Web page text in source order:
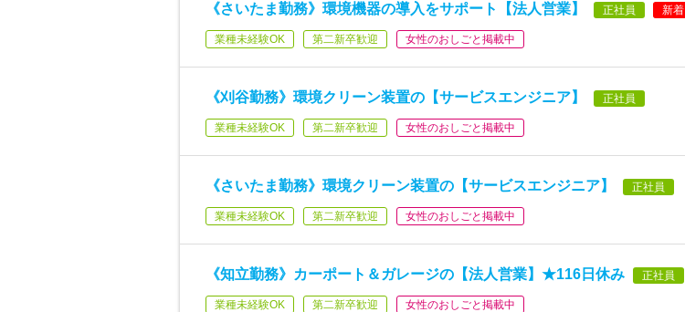
《さいたま勤務》環境機器の導入をサポート【法人営業】 正社員 新着
業種未経験OK 第二新卒歓迎 女性のおしごと掲載中
《刈谷勤務》環境クリーン装置の【サービスエンジニア】 正社員
業種未経験OK 第二新卒歓迎 女性のおしごと掲載中
《さいたま勤務》環境クリーン装置の【サービスエンジニア】 正社員
業種未経験OK 第二新卒歓迎 女性のおしごと掲載中
《知立勤務》カーポート＆ガレージの【法人営業】★116日休み 正社員
業種未経験OK 第二新卒歓迎 女性のおしごと掲載中